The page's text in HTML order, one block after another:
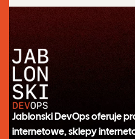
Jablonski DevOps oferuje
internetowe, sklepy